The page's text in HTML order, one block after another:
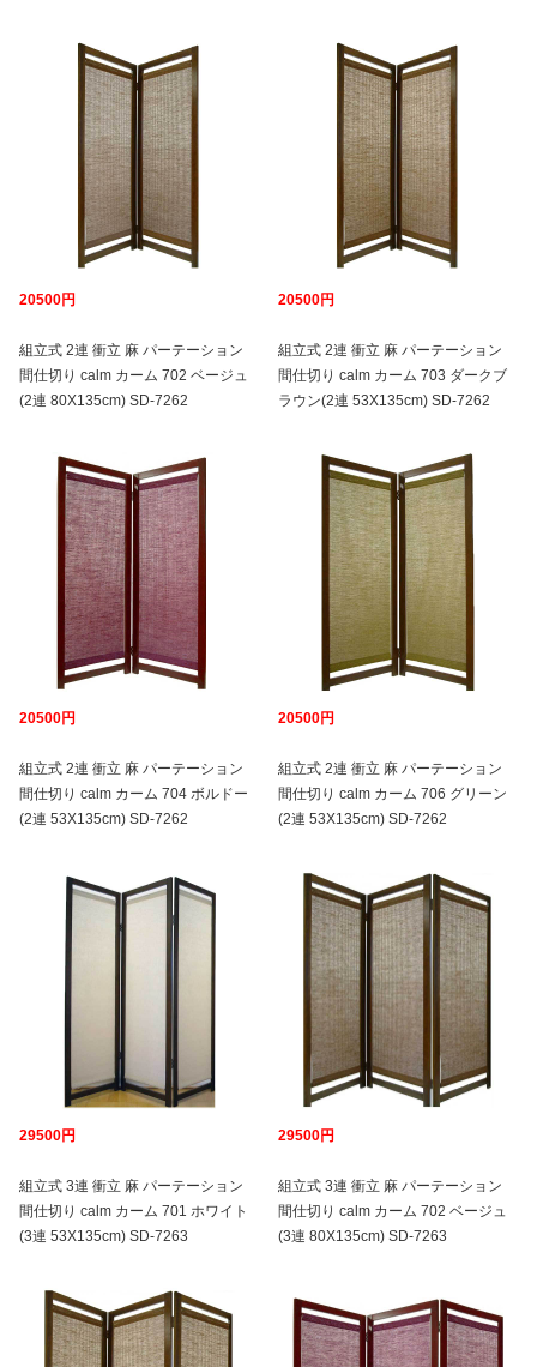
20500円
組立式 2連 衝立 麻 パーテーション
間仕切り calm カーム 702 ベージュ
(2連 80X135cm) SD-7262
20500円
組立式 2連 衝立 麻 パーテーション
間仕切り calm カーム 703 ダークブ
ラウン(2連 53X135cm) SD-7262
20500円
組立式 2連 衝立 麻 パーテーション
間仕切り calm カーム 704 ボルドー
(2連 53X135cm) SD-7262
20500円
組立式 2連 衝立 麻 パーテーション
間仕切り calm カーム 706 グリーン
(2連 53X135cm) SD-7262
29500円
組立式 3連 衝立 麻 パーテーション
間仕切り calm カーム 701 ホワイト
(3連 53X135cm) SD-7263
29500円
組立式 3連 衝立 麻 パーテーション
間仕切り calm カーム 702 ベージュ
(3連 80X135cm) SD-7263